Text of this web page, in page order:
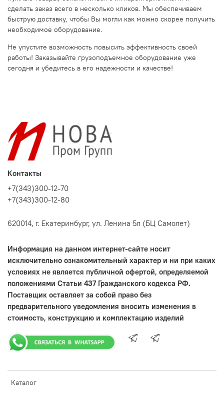
сделать заказ всего в несколько кликов. Мы обеспечиваем
быструю доставку, чтобы Вы могли как можно скорее получить
необходимое оборудование.
Не упустите возможность повысить эффективность своей
работы! Заказывайте грузоподъемное оборудование уже
сегодня и убедитесь в его надежности и качестве!
Каталог
Контакты
+7(343)300-12-70
+7(343)300-12-80
620014, г. Екатеринбург, ул. Ленина 5л (БЦ Самолет)
Информация на данном интернет-сайте носит
исключительно ознакомительный характер и ни при каких
условиях не является публичной офертой, определяемой
положениями Статьи 437 Гражданского кодекса РФ.
Поставщик оставляет за собой право без
предварительного уведомления вносить изменения в
стоимость, конструкцию и комплектацию изделий